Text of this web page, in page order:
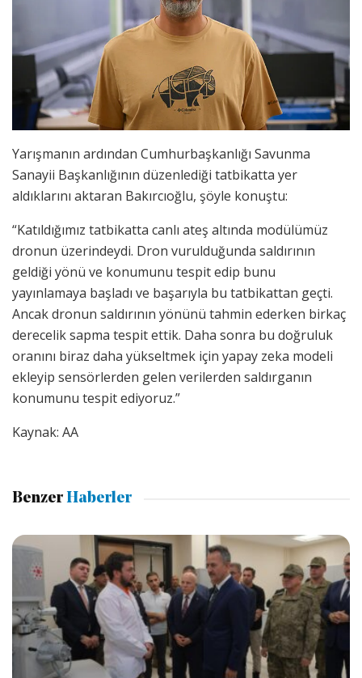
Yarışmanın ardından Cumhurbaşkanlığı Savunma
Sanayii Başkanlığının düzenlediği tatbikatta yer
aldıklarını aktaran Bakırcıoğlu, şöyle konuştu:
“Katıldığımız tatbikatta canlı ateş altında modülümüz
dronun üzerindeydi. Dron vurulduğunda saldırının
geldiği yönü ve konumunu tespit edip bunu
yayınlamaya başladı ve başarıyla bu tatbikattan geçti.
Ancak dronun saldırının yönünü tahmin ederken birkaç
derecelik sapma tespit ettik. Daha sonra bu doğruluk
oranını biraz daha yükseltmek için yapay zeka modeli
ekleyip sensörlerden gelen verilerden saldırganın
konumunu tespit ediyoruz.”
Kaynak: AA
Benzer Haberler